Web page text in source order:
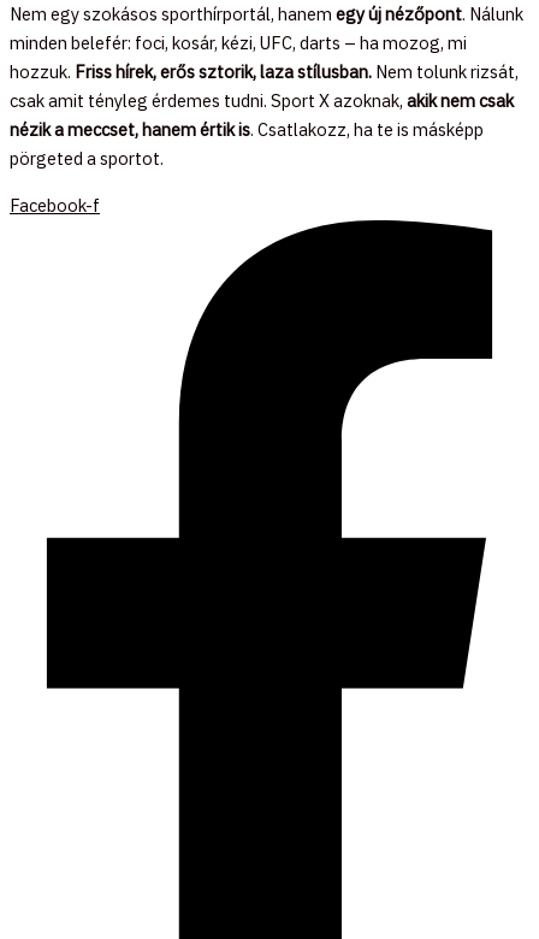
Nem egy szokásos sporthírportál, hanem egy új nézőpont. Nálunk
minden belefér: foci, kosár, kézi, UFC, darts – ha mozog, mi
hozzuk. Friss hírek, erős sztorik, laza stílusban. Nem tolunk rizsát,
csak amit tényleg érdemes tudni. Sport X azoknak, akik nem csak
nézik a meccset, hanem értik is. Csatlakozz, ha te is másképp
pörgeted a sportot.
Facebook-f